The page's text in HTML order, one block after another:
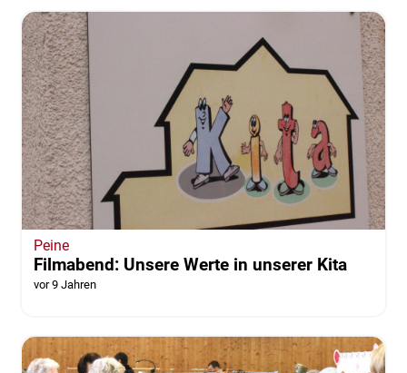
Peine
Filmabend: Unsere Werte in unserer Kita
vor 9 Jahren